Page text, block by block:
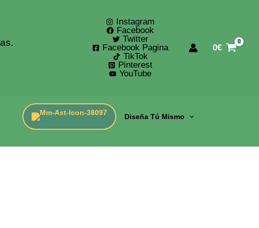
Instagram
Facebook
Twitter
Facebook Pagina
TikTok
Pinterest
YouTube
0€
Diseña Tú Mismo